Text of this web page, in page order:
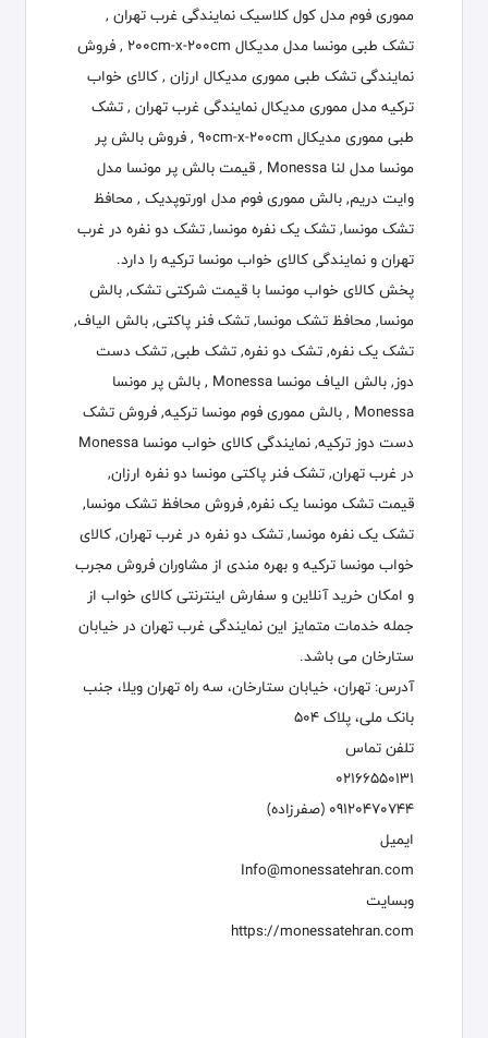
مموری فوم مدل کول کلاسیک نمایندگی غرب تهران ,
تشک طبی مونسا مدل مدیکال 200cm-x-200cm , فروش
نمایندگی تشک طبی مموری مدیکال ارزان , کالای خواب
ترکیه مدل مموری مدیکال نمایندگی غرب تهران , تشک
طبی مموری مدیکال 90cm-x-200cm , فروش بالش پر
مونسا مدل لنا Monessa , قیمت بالش پر مونسا مدل
وایت دریم, بالش مموری فوم مدل اورتوپدیک , محافظ
تشک مونسا, تشک یک نفره مونسا, تشک دو نفره در غرب
تهران و نمایندگی کالای خواب مونسا ترکیه را دارد.
پخش کالای خواب مونسا با قیمت شرکتی تشک, بالش
مونسا, محافظ تشک مونسا, تشک فنر پاکتی, بالش الیاف,
تشک یک نفره, تشک دو نفره, تشک طبی, تشک دست
دوز, بالش الیاف مونسا Monessa , بالش پر مونسا
Monessa , بالش مموری فوم مونسا ترکیه, فروش تشک
دست دوز ترکیه, نمایندگی کالای خواب مونسا Monessa
در غرب تهران, تشک فنر پاکتی مونسا دو نفره ارزان,
قیمت تشک مونسا یک نفره, فروش محافظ تشک مونسا,
تشک یک نفره مونسا, تشک دو نفره در غرب تهران, کالای
خواب مونسا ترکیه و بهره مندی از مشاوران فروش مجرب
و امکان خرید آنلاین و سفارش اینترنتی کالای خواب از
جمله خدمات متمایز این نمایندگی غرب تهران در خیابان
ستارخان می باشد.
آدرس: تهران، خیابان ستارخان، سه راه تهران ویلا، جنب
بانک ملی، پلاک 504
تلفن تماس
02166550131
09120470744 (صفرزاده)
ایمیل
Info@monessatehran.com
وبسایت
https://monessatehran.com